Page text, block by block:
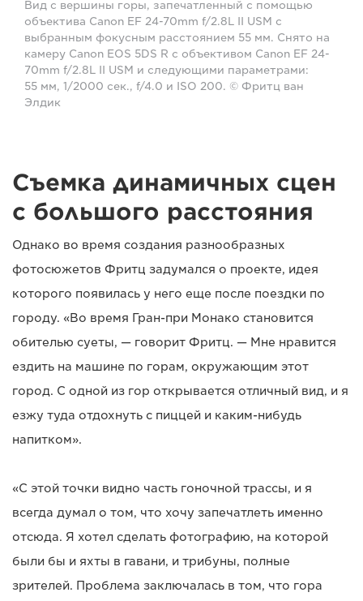
Вид с вершины горы, запечатленный с помощью
объектива Canon EF 24-70mm f/2.8L II USM с
выбранным фокусным расстоянием 55 мм. Снято на
камеру Canon EOS 5DS R с объективом Canon EF 24-
70mm f/2.8L II USM и следующими параметрами:
55 мм, 1/2000 сек., f/4.0 и ISO 200. © Фритц ван
Элдик
Съемка динамичных сцен
с большого расстояния
Однако во время создания разнообразных
фотосюжетов Фритц задумался о проекте, идея
которого появилась у него еще после поездки по
городу. «Во время Гран-при Монако становится
обителью суеты, — говорит Фритц. — Мне нравится
ездить на машине по горам, окружающим этот
город. С одной из гор открывается отличный вид, и я
езжу туда отдохнуть с пиццей и каким-нибудь
напитком».
«С этой точки видно часть гоночной трассы, и я
всегда думал о том, что хочу запечатлеть именно
отсюда. Я хотел сделать фотографию, на которой
были бы и яхты в гавани, и трибуны, полные
зрителей. Проблема заключалась в том, что гора